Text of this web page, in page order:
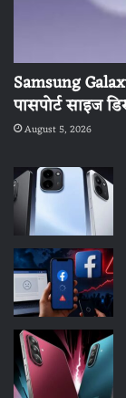
Samsung
पासपोर्ट साइज
August 5, 2026